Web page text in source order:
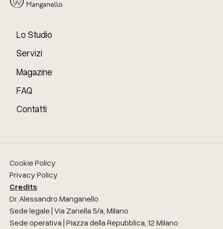
Lo Studio
Servizi
Magazine
FAQ
Contatti
Dr. Alessandro Manganello
Sede legale | Via Zanella 5/a, Milano
Sede operativa | Piazza della Repubblica, 12 Milano
Cookie Policy
Privacy Policy
Credits